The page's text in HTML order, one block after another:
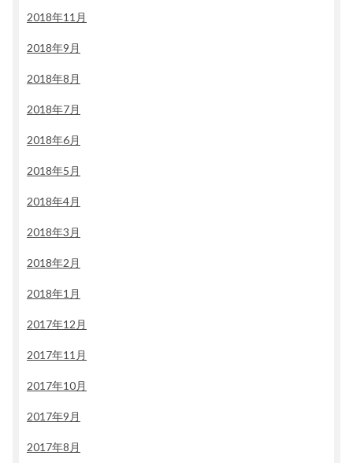
2018年11月
2018年9月
2018年8月
2018年7月
2018年6月
2018年5月
2018年4月
2018年3月
2018年2月
2018年1月
2017年12月
2017年11月
2017年10月
2017年9月
2017年8月